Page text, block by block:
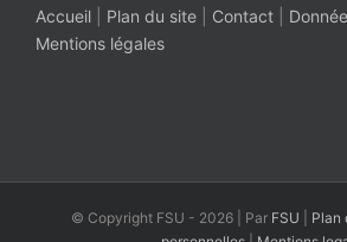
Accueil Plan du site Contact
Mentions légales
© Copyright FSU - 2026 | Par FSU Plan